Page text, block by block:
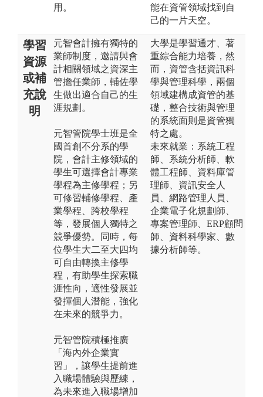
用。
能在資管領域找到自
己的一片天空。
學習
資源
或補
充說
明
元智會計擁有獨特的
業師制度，邀請與會
計相關領域之資深主
管擔任業師，輔佐學
生做出適合自己的生
涯規劃。
元智管院學士班是全
國首創不分系的學
院，會計主修領域的
學生可選擇會計專業
學程為主修學程；另
可修習輔修學程、產
業學程、跨校學程
等，發展個人獨特之
競爭優勢。同時，每
位學生大二至大四均
可自由轉換主修學
程，有助學生探索職
涯性向，適性發展並
發揮個人潛能，強化
在未來的競爭力。
元智管院積極推廣
「海內外企業實
習」，讓學生提前進
入職場體驗與歷練，
為未來進入職場增加
大學是學習通才、著
重綜合能力培養，然
而，資管含括資訊科
學與管理科學，兩個
領域建構成資管的基
礎，整合技術與管理
的系統面則是資管獨
特之處。
未來就業：系統工程
師、系統分析師、軟
體工程師、資料庫管
理師、資訊安全人
員、網路管理人員、
企業電子化規劃師、
專案管理師、ERP顧問
師、資料科學家、數
據分析師等。